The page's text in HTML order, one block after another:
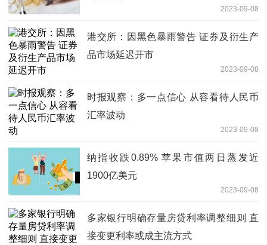
2023-09-08
港交所：因黑色暴雨警告 证券及衍生产
品市场延迟开市
2023-09-08
时报观察：多一点信心 从容看待人民币
汇率波动
2023-09-08
纳指收跌0.89% 苹果市值两日蒸发近
1900亿美元
2023-09-08
多家银行明确存量房贷利率调整细则 直
接变更利率或成主流方式